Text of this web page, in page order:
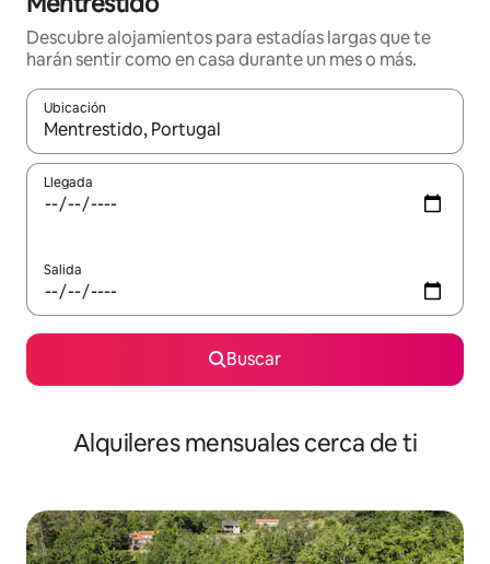
Descubre alojamientos para estadías largas que te
harán sentir como en casa durante un mes o más.
Ubicación
Cuando los resultados estén disponibles, navega con las
Llegada
Salida
Buscar
Alquileres mensuales cerca de ti